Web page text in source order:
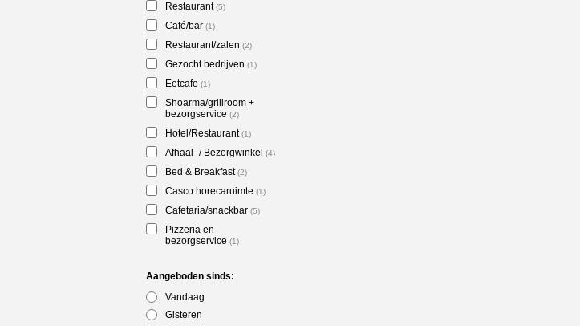
Restaurant(5)
Café/bar (1)
Restaurant/zalen (2)
Gezocht bedrijven (1)
Eetcafe (1)
Shoarma/grillroom +
bezorgservice (2)
Hotel/Restaurant(1)
Afhaal- / Bezorgwinkel (4)
Bed & Breakfast(2)
Casco horecaruimte (1)
Cafetaria/snackbar (5)
Pizzeria en
bezorgservice (1)
Aangeboden sinds:
Vandaag
Gisteren